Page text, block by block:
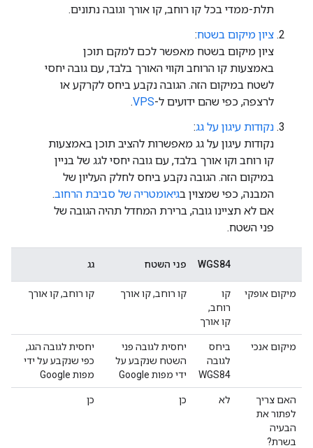
תלת-ממדי בכל קו רוחב, קו אורך וגובה נתונים.
ציון מיקום בשטח:
ציון מיקום בשטח מאפשר לכם למקם תוכן
באמצעות קו הרוחב וקווי האורך בלבד, עם גובה יחסי
לשטח במיקום הזה. הגובה נקבע ביחס לקרקע או
לרצפה, כפי שהם ידועים ל-VPS
.
נקודות עיגון על גג:
נקודות עיגון על גג מאפשרות להציב תוכן באמצעות
קו רוחב וקו אורך בלבד, עם גובה יחסי לגג של בניין
במיקום הזה. הגובה נקבע ביחס לחלק העליון של
המבנה, כפי שמצוין בגיאומטריה של סביבת הרחוב.
אם לא תציינו גובה, ברירת המחדל תהיה הגובה של
פני השטח.
WGS84 פני השטח גג
מיקום אופקי
קו
רוחב,
קו אורך
קו רוחב, קו אורך קו רוחב, קו אורך
מיקום אנכי
ביחס
לגובה
WGS84
יחסית לגובה פני
השטח שנקבע על
ידי מפות Google
יחסית לגובה הגג,
כפי שנקבע על ידי
מפות Google
האם צריך
לפתור את
הבעיה
בשרת?
לא כן כן